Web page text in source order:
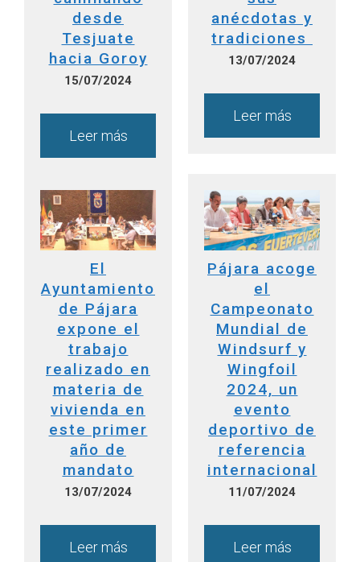
desde
Tesjuate
hacia Goroy
15/07/2024
Leer más
anécdotas y
tradiciones
13/07/2024
Leer más
El
Ayuntamiento
de Pájara
expone el
trabajo
realizado en
materia de
vivienda en
este primer
año de
mandato
13/07/2024
Leer más
Pájara acoge
el
Campeonato
Mundial de
Windsurf y
Wingfoil
2024, un
evento
deportivo de
referencia
internacional
11/07/2024
Leer más